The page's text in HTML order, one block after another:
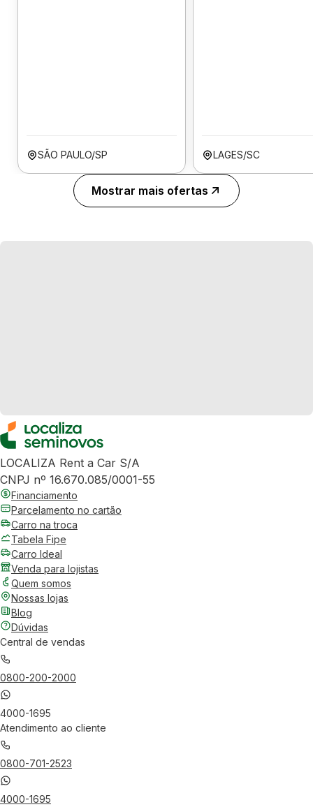
SÃO PAULO/SP LAGES/SC
Mostrar mais ofertas
LOCALIZA Rent a Car S/A
CNPJ nº 16.670.085/0001-55
Financiamento
Parcelamento no cartão
Carro na troca
Tabela Fipe
Carro Ideal
Venda para lojistas
Quem somos
Nossas lojas
Blog
Dúvidas
Central de vendas
0800-200-2000
4000-1695
Atendimento ao cliente
0800-701-2523
4000-1695